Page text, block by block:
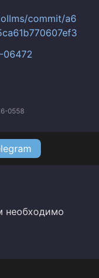
commit/a6
06472
0558
необходимо